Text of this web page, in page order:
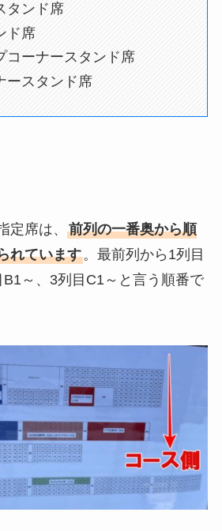
タンド席
ド席
コーナースタンド席
ースタンド席
定席は、
前列の一番奥から順
れています。最前列から1列目
～、3列目C1～と言う順番で